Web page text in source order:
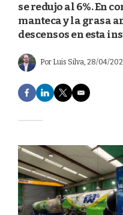
se redujo al 6%. En
manteca y la grasa
descensos en esta
Por Luis Silva, 28/04/
F
a
e
o
o
k
L
i
d
I
n
T
w
e
r
E
m